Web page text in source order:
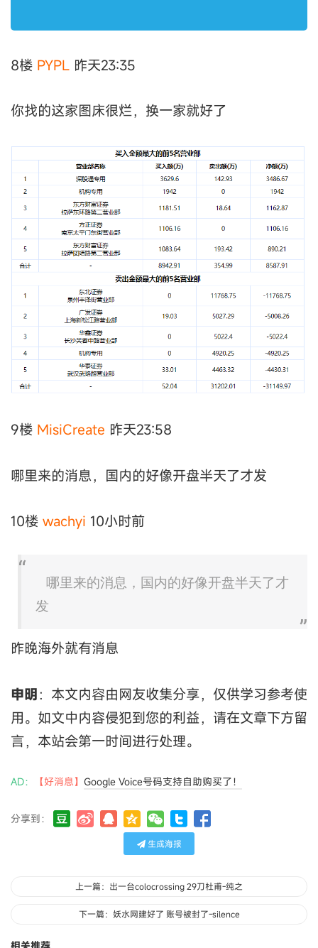
8楼 PYPL 昨天23:35
你找的这家图床很烂，换一家就好了
9楼 MisiCreate 昨天23:58
哪里来的消息，国内的好像开盘半天了才发
10楼 wachyi 10小时前
哪里来的消息，国内的好像开盘半天了才
发
昨晚海外就有消息
申明：本文内容由网友收集分享，仅供学习参考使
用。如文中内容侵犯到您的利益，请在文章下方留
言，本站会第一时间进行处理。
AD： 【好消息】 Google Voice号码支持自助购买了！
分享到：
生成海报
上一篇：出一台colocrossing 29刀杜甫-纯之
下一篇：妖水网建好了 账号被封了-silence